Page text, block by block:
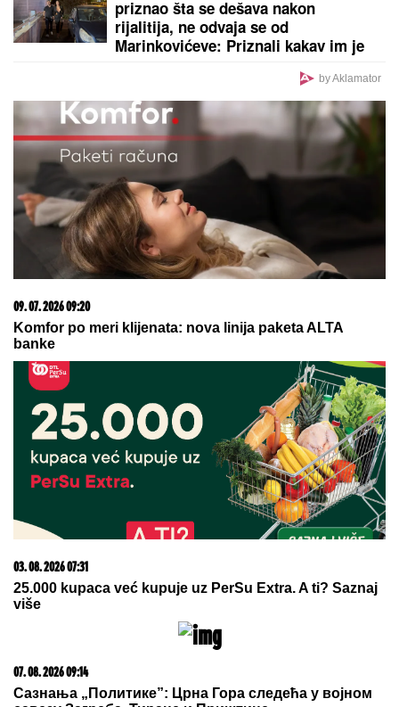
ON JE NOVI UČESNIK ELITE 10Željko Mitrović
potvrdio njegov ulazak: Nestao iz javnosti, pa pravio
skandale i bio hapšen
Kurti dobio jaje u glavu! Opšti haos
u Prištini! (VIDEO)
(VIDEO) OVAKO ČEDA JOVANOVIĆ
BIRNE O ACI KOSU NAKON
VELIKOG GUBITKA
na njegova omiljena jela: "On živi od
ljubavi"
ĐURICA PREDLAŽE:Tiket za nedelju našeg
poznatog tipstera
Dok su Milica i Marko
mučili pekara (73) tokom intimnog
odnosa, Martina (30) je u "puntu"
(FOTO) "MAJA SVE PLAĆA"Asmin
rijalitija, ne odvaja se od
Marinkovićeve: Priznali kakav im je